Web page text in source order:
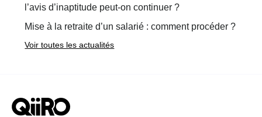
l’avis d’inaptitude peut-on continuer ?
Mise à la retraite d’un salarié : comment procéder ?
Voir toutes les actualités